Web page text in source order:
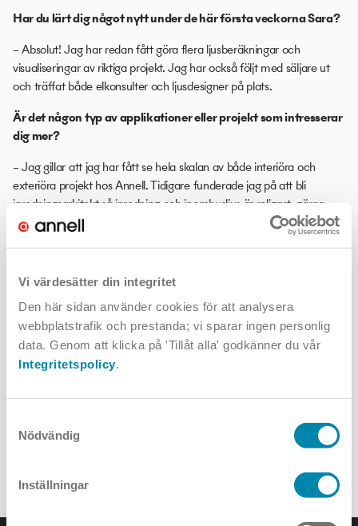
Vi värdesätter din integritet
Den här sidan använder cookies för att analysera
webbplatstrafik och prestanda; vi sparar ingen personlig
data. Genom att klicka på 'Tillåt alla' godkänner du vår
Integritetspolicy.
Nödvändig
Inställningar
Har du lärt dig något nytt under de här första veckorna Sara?
– Absolut! Jag har redan fått göra flera ljusberäkningar och
visualiseringar av riktiga projekt. Jag har också följt med säljare ut
och träffat både elkonsulter och ljusdesigner på plats.
Är det någon typ av applikationer eller projekt som intresserar
dig mer?
– Jag gillar att jag har fått se hela skalan av både interiöra och
exteriöra projekt hos Annell. Tidigare funderade jag på att bli
inredningsarkitekt så inredning och inomhusljus är roligast, gärna
belysning för offentliga miljöer. Men just nu vill jag ju lära mig allt
– Ja, skriv att jag nu klarar 2 minuter ”plankan”!
Sara visar även en ambitiös utveckling under företagets
gemensamma träningsavbrott, hälsar hennes nöjda handledare
Victorsom också har gått ljusdesignutbildningen på Jönköpings